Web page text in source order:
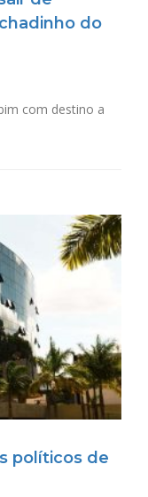
do
com destino a
políticos de